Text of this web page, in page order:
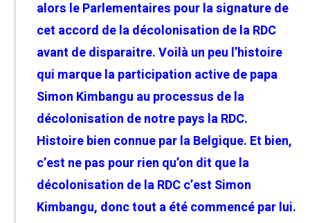
alors le Parlementaires pour la signature de
cet accord de la décolonisation de la RDC
avant de disparaitre. Voilà un peu l’histoire
qui marque la participation active de papa
Simon Kimbangu au processus de la
décolonisation de notre pays la RDC.
Histoire bien connue par la Belgique. Et bien,
c’est ne pas pour rien qu’on dit que la
décolonisation de la RDC c’est Simon
Kimbangu, donc tout a été commencé par lui.